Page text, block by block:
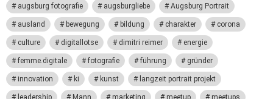
augsburg fotografie augsburgliebe Augsburg Portrait
ausland bewegung bildung charakter corona
culture digitallotse dimitri reimer energie
femme.digitale fotografie führung gründer
innovation ki kunst langzeit portrait projekt
leadership Mann marketing meetup meetups